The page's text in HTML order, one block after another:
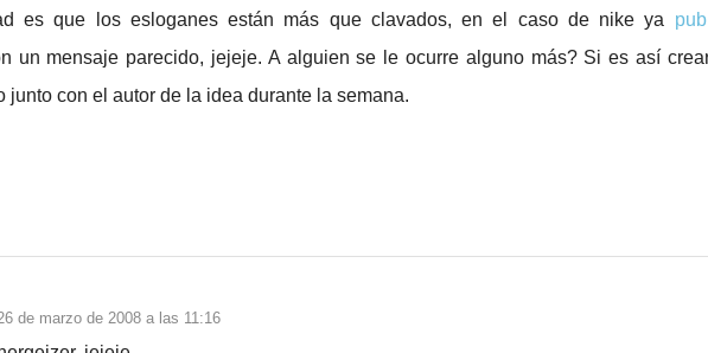
es que los esloganes están más que clavados, en el caso de nike ya
un mensaje parecido, jejeje. A alguien se le ocurre alguno más? Si es así
junto con el autor de la idea durante la semana.
de marzo de 2008 a las 11:16